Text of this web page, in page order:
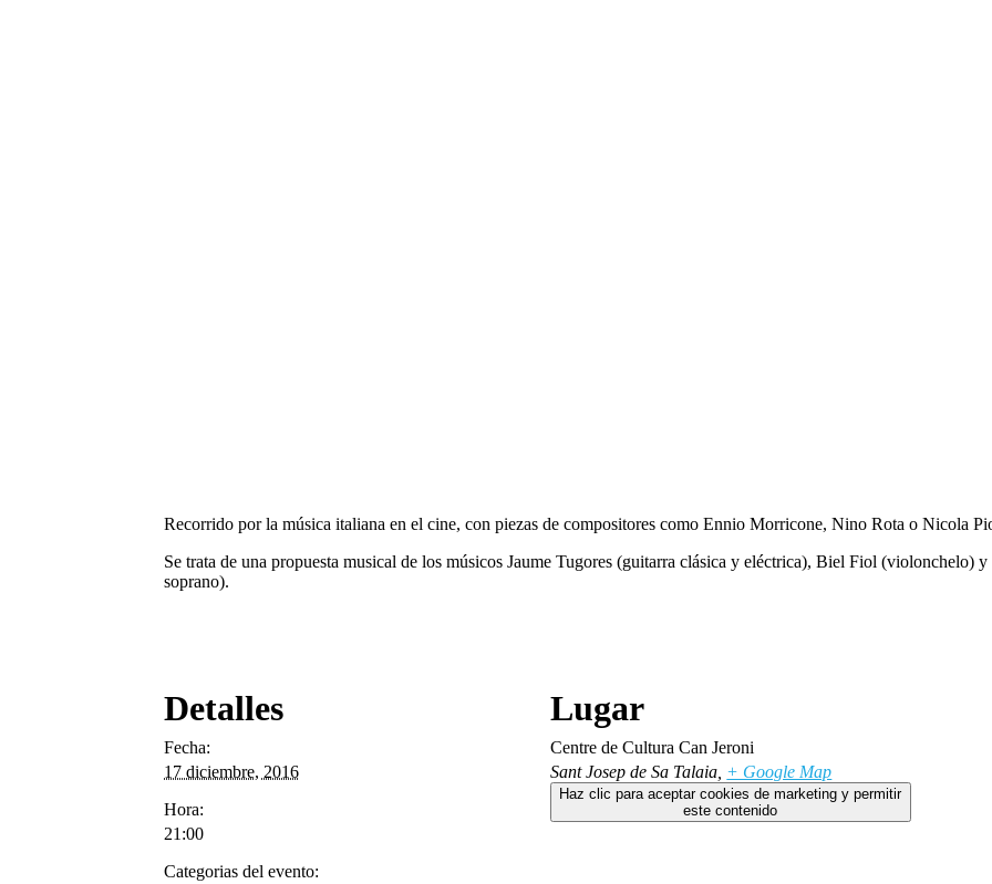
Recorrido por la música italiana en el cine, con piezas de compositores como Ennio Morricone, Nino Rota o Nicola
Se trata de una propuesta musical de los músicos Jaume Tugores (guitarra clásica y eléctrica), Biel Fiol (violonchelo)
soprano).
Detalles
Fecha:
17 diciembre, 2016
Hora:
21:00
Categorias del evento:
Lugar
Centre de Cultura Can Jeroni
Sant Josep de Sa Talaia + Google Map
Haz clic para aceptar cookies de marketing y permitir
este contenido